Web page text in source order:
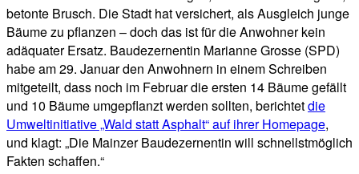
betonte Brusch. Die Stadt hat versichert, als Ausgleich junge
Bäume zu pflanzen – doch das ist für die Anwohner kein
adäquater Ersatz. Baudezernentin Marianne Grosse (SPD)
habe am 29. Januar den Anwohnern in einem Schreiben
mitgeteilt, dass noch im Februar die ersten 14 Bäume gefällt
und 10 Bäume umgepflanzt werden sollten, berichtetdie
Umweltinitiative „Wald statt Asphalt“ auf ihrer Homepage,
und klagt: „Die Mainzer Baudezernentin will schnellstmöglich
Fakten schaffen.“